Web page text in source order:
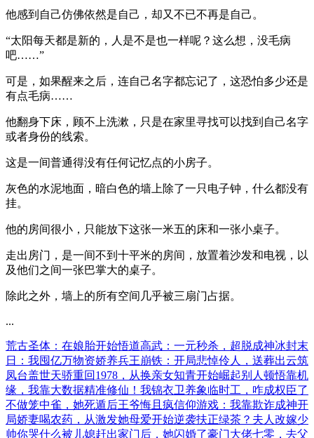
他感到自己仿佛依然是自己，却又不已不再是自己。
“太阳每天都是新的，人是不是也一样呢？这么想，没毛病
吧……”
可是，如果醒来之后，连自己名字都忘记了，这恐怕多少还是
有点毛病……
他翻身下床，顾不上洗漱，只是在家里寻找可以找到自己名字
或者身份的线索。
这是一间普通得没有任何记忆点的小房子。
灰色的水泥地面，暗白色的墙上除了一只电子钟，什么都没有
挂。
他的房间很小，只能放下这张一米五的床和一张小桌子。
走出房门，是一间不到十平米的房间，放置着沙发和电视，以
及他们之间一张巴掌大的桌子。
除此之外，墙上的所有空间几乎被三扇门占据。
...
荒古圣体：在娘胎开始悟道高武：一元秒杀，超脱成神冰封末
日：我囤亿万物资娇养兵王崩铁：开局悲悼伶人，送葬出云筑
凤台盖世天骄重回1978，从换亲女知青开始崛起别人顿悟靠机
缘，我靠大数据精准修仙！ 我锦衣卫养象临时工，咋成权臣了
不做笼中雀，她死遁后王爷悔且疯信仰游戏：我靠欺诈成神开
局娇妻喝农药，从激发她母爱开始逆袭扶正绿茶？夫人改嫁少
帅你哭什么被儿媳赶出家门后，她闪婚了豪门大佬七零，去父